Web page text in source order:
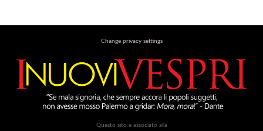
Change privacy settings
Questo sito è associato alla